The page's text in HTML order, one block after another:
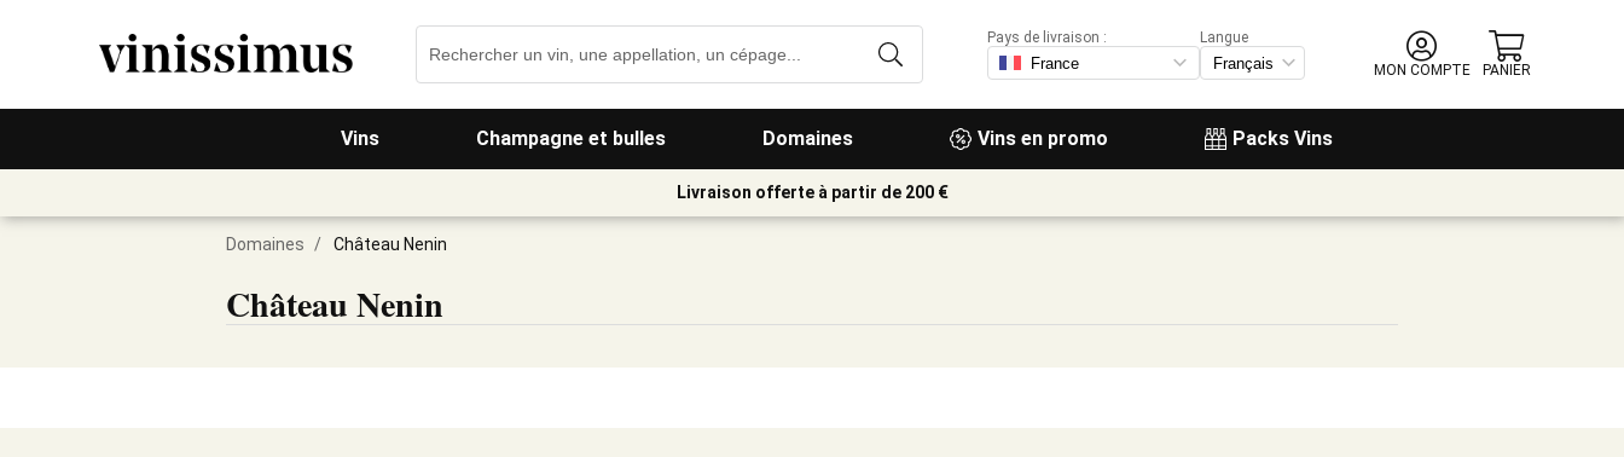
Vins Champagne et bulles Domaines Vins en promo Packs Vins
Pays de livraison :
Langue
MON COMPTE
PANIER
Livraison offerte à partir de 200 €
Domaines / Château Nenin
Château Nenin